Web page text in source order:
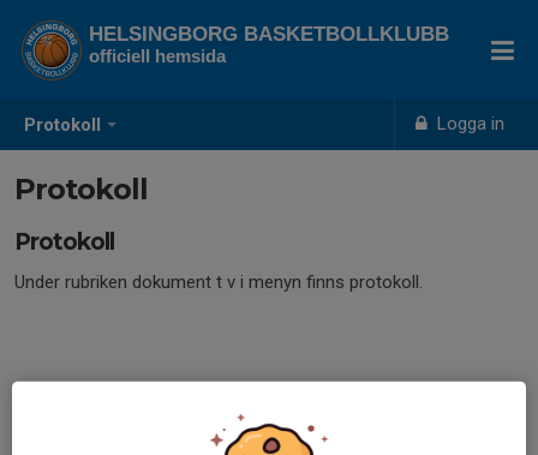
Protokoll Logga in
HELSINGBORG BASKETBOLLKLUBB
officiell hemsida
Protokoll
Protokoll
Under rubriken dokument t v i menyn finns protokoll.